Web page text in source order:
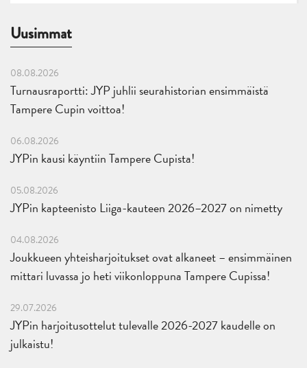
Uusimmat
08.08.2026
Turnausraportti: JYP juhlii seurahistorian ensimmäistä
Tampere Cupin voittoa!
06.08.2026
JYPin kausi käyntiin Tampere Cupista!
05.08.2026
JYPin kapteenisto Liiga-kauteen 2026–2027 on nimetty
04.08.2026
Joukkueen yhteisharjoitukset ovat alkaneet – ensimmäinen
mittari luvassa jo heti viikonloppuna Tampere Cupissa!
29.07.2026
JYPin harjoitusottelut tulevalle 2026-2027 kaudelle on
julkaistu!